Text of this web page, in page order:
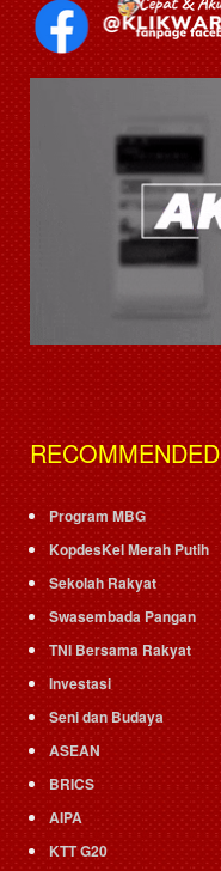
RECOMMENDED
Program MBG
KopdesKel Merah Putih
Sekolah Rakyat
Swasembada Pangan
TNI Bersama Rakyat
Investasi
Seni dan Budaya
ASEAN
BRICS
AIPA
KTT G20